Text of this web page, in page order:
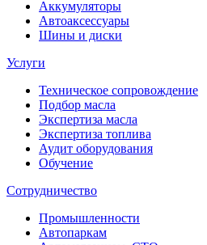
Аккумуляторы
Автоаксессуары
Шины и диски
Услуги
Техническое сопровождение
Подбор масла
Экспертиза масла
Экспертиза топлива
Аудит оборудования
Обучение
Сотрудничество
Промышленности
Автопаркам